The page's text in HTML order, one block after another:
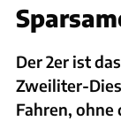
Der 2er ist
Zweiliter-
Fahren, ohne